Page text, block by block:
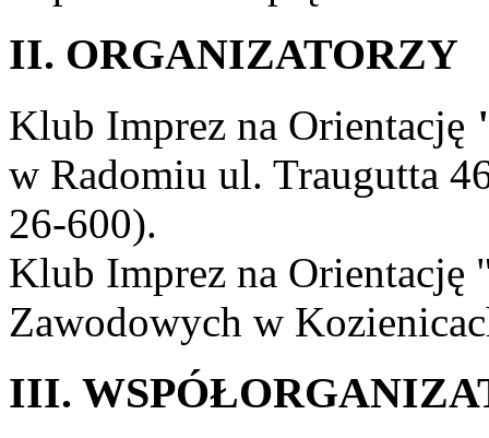
II. ORGANIZATORZY
Klub Imprez na Orientację
w Radomiu ul. Traugutta
26-600).
Klub Imprez na Orientację
Zawodowych w
III.